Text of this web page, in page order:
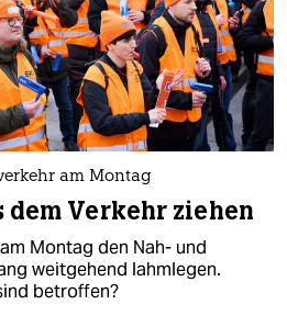
am Montag
dem Verkehr ziehen
Montag den Nah- und
weitgehend lahmlegen.
betroffen?